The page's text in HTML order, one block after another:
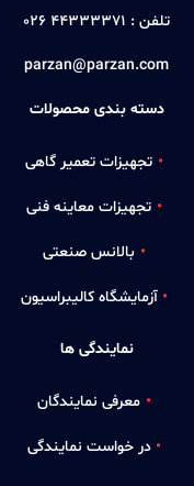
تلفن : 44333371 026
parzan@parzan.com
دسته بندی محصولات
تجهیزات تعمیر گاهی
تجهیزات معاینه فنی
بالانس صنعتی
آزمایشگاه کالیبراسیون
نمایندگی ها
معرفی نمایندگان
در خواست نمایندگی